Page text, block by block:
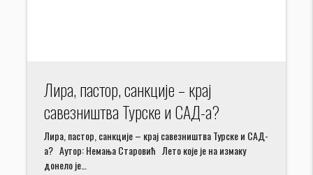
Лира, пастор, санкције – крај
савезништва Турске и САД-а?
Лира, пастор, санкције – крај савезништва Турске и САД-
а? Аутор: Немања Старовић Лето које је на измаку
донело је…